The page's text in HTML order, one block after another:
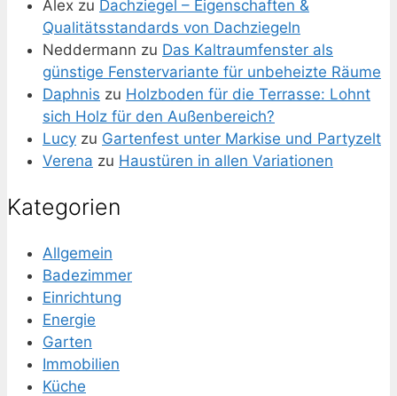
Alex zu Dachziegel – Eigenschaften &
Qualitätsstandards von Dachziegeln
Neddermann zu Das Kaltraumfenster als
günstige Fenstervariante für unbeheizte Räume
Daphnis zu Holzboden für die Terrasse: Lohnt
sich Holz für den Außenbereich?
Lucy zu Gartenfest unter Markise und Partyzelt
Verena zu Haustüren in allen Variationen
Kategorien
Allgemein
Badezimmer
Einrichtung
Energie
Garten
Immobilien
Küche